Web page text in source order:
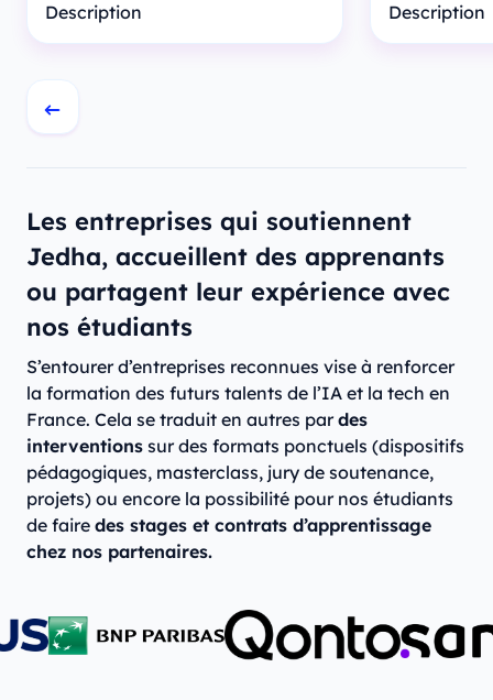
Description Description
Les entreprises qui soutiennent
Jedha, accueillent des apprenants
ou partagent leur expérience avec
nos étudiants
S’entourer d’entreprises reconnues vise à renforcer
la formation des futurs talents de l’IA et la tech en
France. Cela se traduit en autres pardes
interventions sur des formats ponctuels (dispositifs
pédagogiques, masterclass, jury de soutenance,
projets) ou encore la possibilité pour nos étudiants
de faire des stages et contrats d’apprentissage
chez nos partenaires.